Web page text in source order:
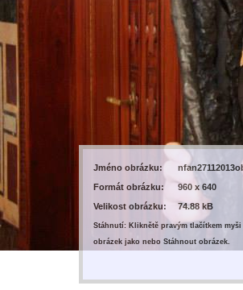
Jméno obrázku:
Formát obrázku:
960 x 640
Velikost obrázku:
74.88 kB
Stáhnutí: Kliknětě pravým tlačítkem
obrázek jako nebo Stáhnout obrázek.